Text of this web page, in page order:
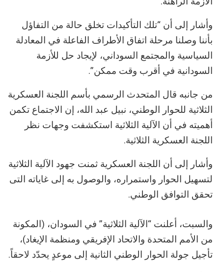
وأشار إلى أن “تلك التأكيدات تخلق حالة من التفاؤل
بأننا وصلنا مرحلة اتفاق الأطراف الفاعلة في المعادلة
السياسية والمجتمع السوداني، لإيجاد حل للأزمة
السودانية في أقرب وقت ممكن”.
من جانبه قال المتحدث الرسمي بأسم اللجنة العسكرية
الثلاثية للحوار الوطني، نبيل عبد الله، إن الاجتماع تكمن
أهميته في أن الآلية الثلاثية استكشفت وجهات نظر
اللجنة العسكرية الثلاثية.
وأشار إلى أن اللجنة العسكرية ثمنت جهود الآلية الثلاثية
لتسهيل الحوار واستمراره، والوصول به إلى غاياته التى
تحقق التوافق الوطني.
والسبت، أعلنت “الآلية الثلاثية” في السودان، (المكونة
من الأمم المتحدة والاتحاد الإفريقي ومنظمة الإيغاد)،
تأجيل جولة الحوار الوطني الثانية إلى موعدٍ يحدّد لاحقاً.